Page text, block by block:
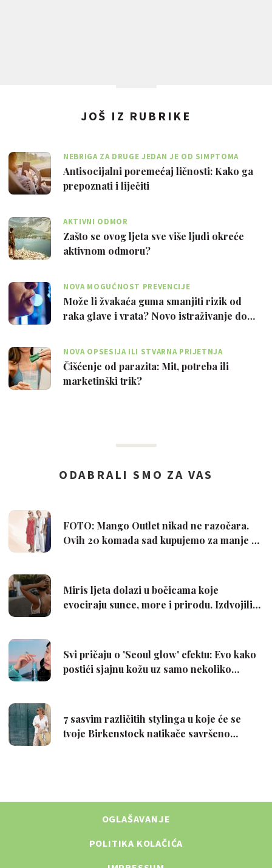
JOŠ IZ RUBRIKE
NEBRIGA ZA DRUGE JEDAN JE OD SIMPTOMA
Antisocijalni poremećaj ličnosti: Kako ga
prepoznati i liječiti
AKTIVNI ODMOR
Zašto se ovog ljeta sve više ljudi okreće
aktivnom odmoru?
NOVA MOGUĆNOST PREVENCIJE
Može li žvakaća guma smanjiti rizik od
raka glave i vrata? Novo istraživanje do…
NOVA OPSESIJA ILI STVARNA PRIJETNJA
Čišćenje od parazita: Mit, potreba ili
marketinški trik?
OGLAŠAVANJE
POLITIKA KOLAČIĆA